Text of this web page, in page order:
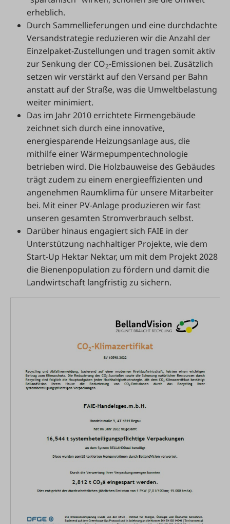
erheblich.
Durch Sammellieferungen und eine durchdachte
Versandstrategie reduzieren wir die Anzahl der
Einzelpaket-Zustellungen und tragen somit aktiv
zur Senkung der CO2-Emissionen bei. Zusätzlich
setzen wir verstärkt auf den Versand per Bahn
anstatt auf der Straße, was die Umweltbelastung
weiter minimiert.
Das im Jahr 2010 errichtete Firmengebäude
zeichnet sich durch eine innovative,
energiesparende Heizungsanlage aus, die
mithilfe einer Wärmepumpentechnologie
betrieben wird. Die Holzbauweise des Gebäudes
trägt zudem zu einem energieeffizienten und
angenehmen Raumklima für unsere Mitarbeiter
bei. Mit einer PV-Anlage produzieren wir fast
unseren gesamten Stromverbrauch selbst.
Darüber hinaus engagiert sich FAIE in der
Unterstützung nachhaltiger Projekte, wie dem
Start-Up Hektar Nektar, um mit dem Projekt 2028
die Bienenpopulation zu fördern und damit die
Landwirtschaft langfristig zu sichern.